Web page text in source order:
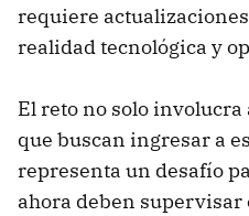
requiere
realidad tecnológica y
El reto no solo involucra
que buscan ingresar a
representa un desafío
ahora deben